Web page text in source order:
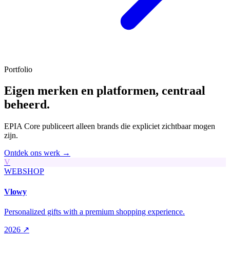
Portfolio
Eigen merken en platformen, centraal
beheerd.
EPIA Core publiceert alleen brands die expliciet zichtbaar mogen
zijn.
Ontdek ons werk →
V
WEBSHOP
Vlowy
Personalized gifts with a premium shopping experience.
2026 ↗